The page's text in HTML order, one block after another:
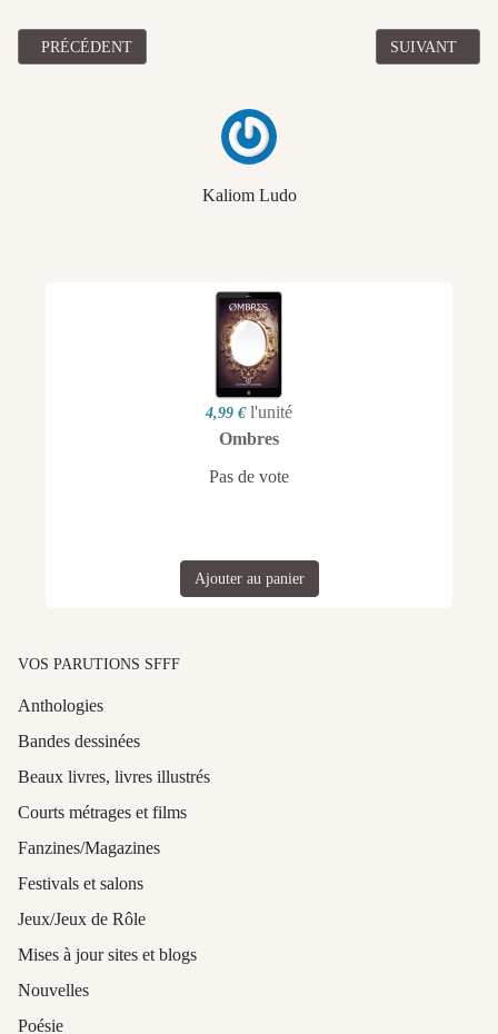
Kaliom Ludo
ARTICLE PRÉCÉDENT : [ROMAN] "VORTEX COSMIQUE" DE
PRÉCÉDENT ARTICLE
SUIVANT
4,99 € l'unité
Ombres
Pas de vote
Ajouter au panier
VOS PARUTIONS SFFF
Anthologies
Bandes dessinées
Beaux livres, livres illustrés
Courts métrages et films
Fanzines/Magazines
Festivals et salons
Jeux/Jeux de Rôle
Mises à jour sites et blogs
Nouvelles
Poésie